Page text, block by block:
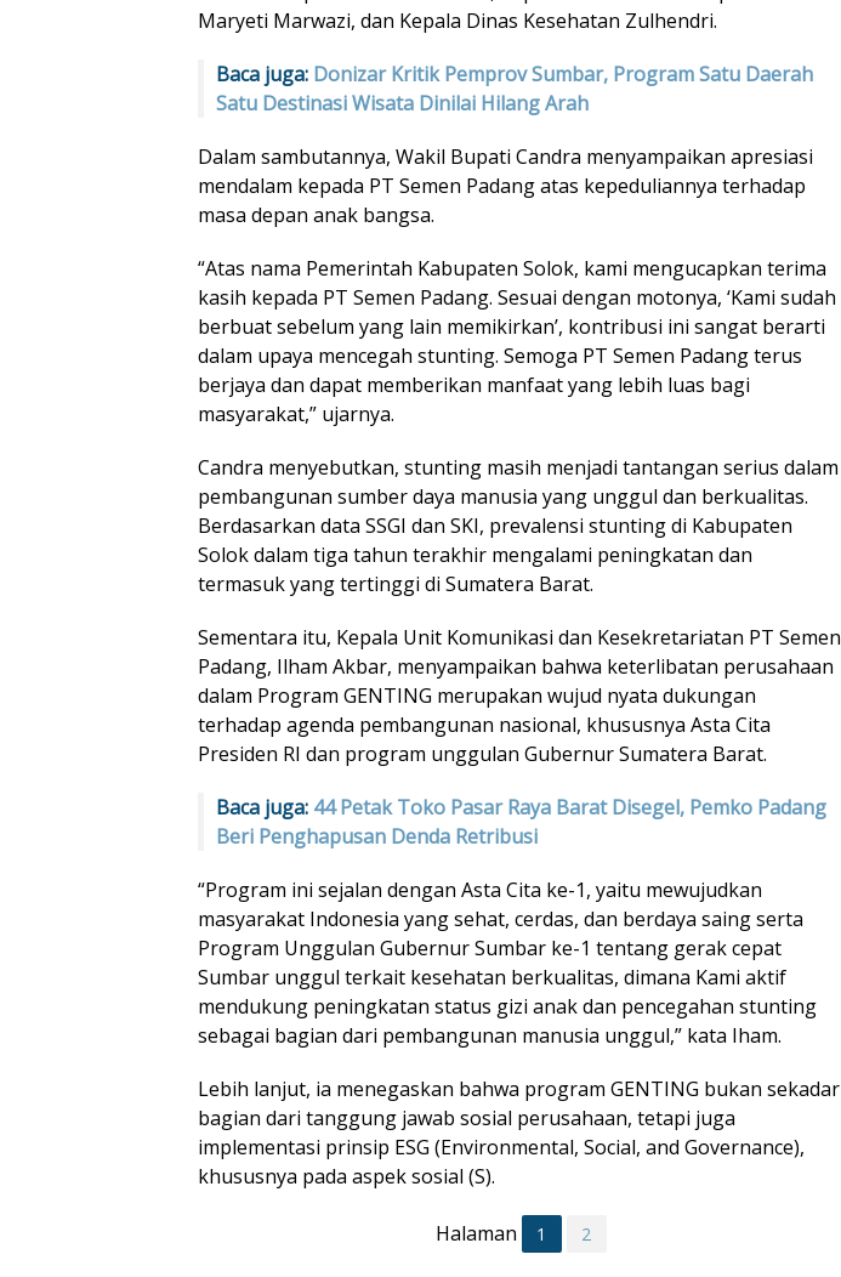
Maryeti Marwazi, dan Kepala Dinas Kesehatan Zulhendri.
Baca juga: Donizar Kritik Pemprov Sumbar, Program Satu Daerah
Satu Destinasi Wisata Dinilai Hilang Arah
Dalam sambutannya, Wakil Bupati Candra menyampaikan apresiasi
mendalam kepada PT Semen Padang atas kepeduliannya terhadap
masa depan anak bangsa.
“Atas nama Pemerintah Kabupaten Solok, kami mengucapkan terima
kasih kepada PT Semen Padang. Sesuai dengan motonya, ‘Kami sudah
berbuat sebelum yang lain memikirkan’, kontribusi ini sangat berarti
dalam upaya mencegah stunting. Semoga PT Semen Padang terus
berjaya dan dapat memberikan manfaat yang lebih luas bagi
masyarakat,” ujarnya.
Candra menyebutkan, stunting masih menjadi tantangan serius dalam
pembangunan sumber daya manusia yang unggul dan berkualitas.
Berdasarkan data SSGI dan SKI, prevalensi stunting di Kabupaten
Solok dalam tiga tahun terakhir mengalami peningkatan dan
termasuk yang tertinggi di Sumatera Barat.
Sementara itu, Kepala Unit Komunikasi dan Kesekretariatan PT Semen
Padang, Ilham Akbar, menyampaikan bahwa keterlibatan perusahaan
dalam Program GENTING merupakan wujud nyata dukungan
terhadap agenda pembangunan nasional, khususnya Asta Cita
Presiden RI dan program unggulan Gubernur Sumatera Barat.
Baca juga: 44 Petak Toko Pasar Raya Barat Disegel, Pemko Padang
Beri Penghapusan Denda Retribusi
“Program ini sejalan dengan Asta Cita ke-1, yaitu mewujudkan
masyarakat Indonesia yang sehat, cerdas, dan berdaya saing serta
Program Unggulan Gubernur Sumbar ke-1 tentang gerak cepat
Sumbar unggul terkait kesehatan berkualitas, dimana Kami aktif
mendukung peningkatan status gizi anak dan pencegahan stunting
sebagai bagian dari pembangunan manusia unggul,” kata Iham.
Lebih lanjut, ia menegaskan bahwa program GENTING bukan sekadar
bagian dari tanggung jawab sosial perusahaan, tetapi juga
implementasi prinsip ESG (Environmental, Social, and Governance),
khususnya pada aspek sosial (S).
Halaman 1 2